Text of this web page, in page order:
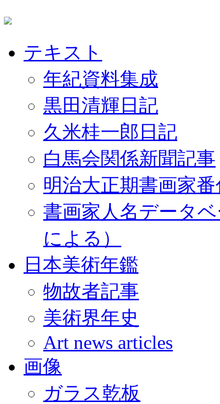
テキスト
年紀資料集成
黒田清輝日記
久米桂一郎日記
白馬会関係新聞記事
明治大正期書画家
書画家人名データ
による）
日本美術年鑑
物故者記事
美術界年史
Art news articles
画像
ガラス乾板